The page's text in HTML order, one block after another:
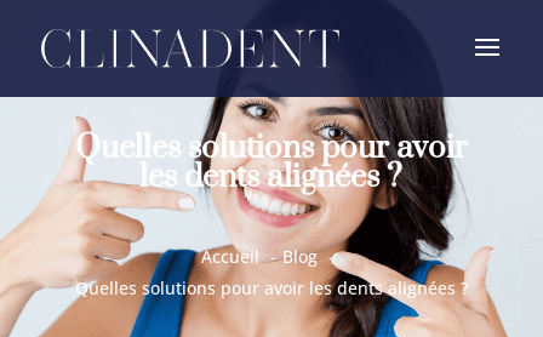
Quelles solutions pour avoir
les dents alignées ?
Accueil
Blog
Quelles solutions pour avoir les dents alignées ?